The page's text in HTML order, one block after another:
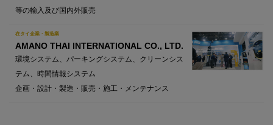
等の輸入及び国内外販売
在タイ企業・製造業
AMANO THAI INTERNATIONAL CO., LTD.
環境システム、パーキングシステム、クリーンシス
テム、時間情報システム
企画・設計・製造・販売・施工・メンテナンス